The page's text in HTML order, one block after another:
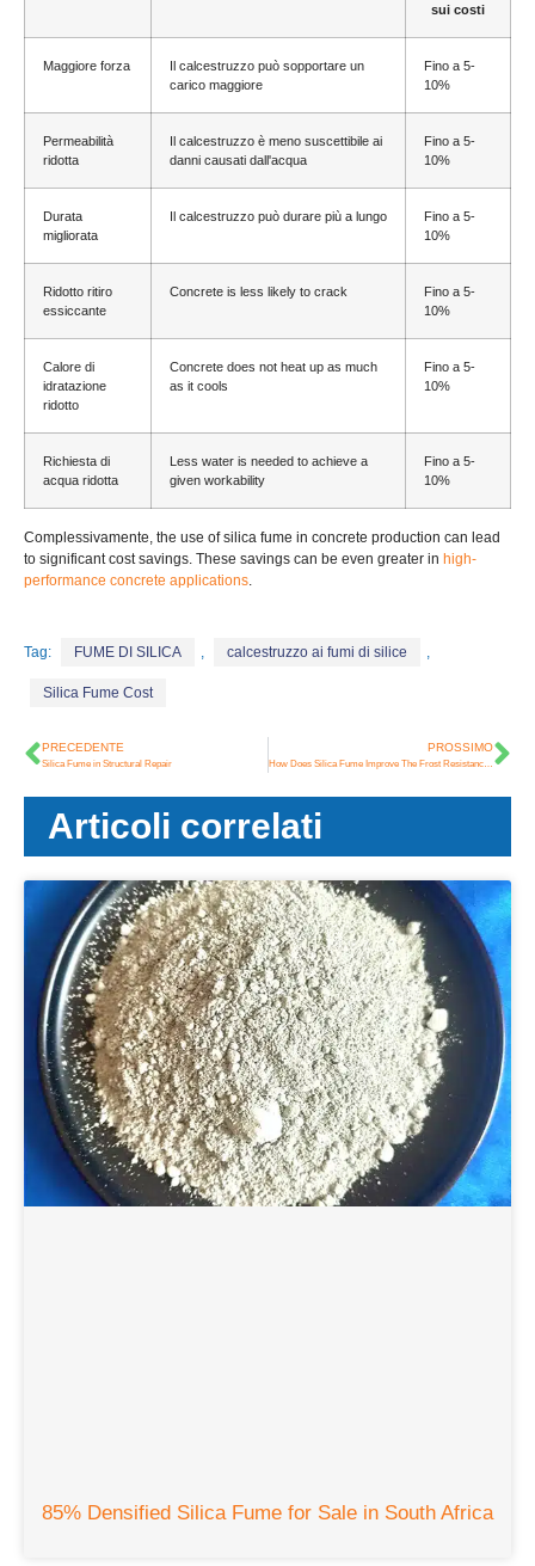
sui costi
Maggiore forza
Il calcestruzzo può sopportare un
carico maggiore
Fino a 5-
10%
Permeabilità
ridotta
Il calcestruzzo è meno suscettibile ai
danni causati dall'acqua
Fino a 5-
10%
Durata
migliorata
Il calcestruzzo può durare più a lungo
Fino a 5-
10%
Ridotto ritiro
essiccante
Concrete is less likely to crack
Fino a 5-
10%
Calore di
idratazione
ridotto
Concrete does not heat up as much
as it cools
Fino a 5-
10%
Richiesta di
acqua ridotta
Less water is needed to achieve a
given workability
Fino a 5-
10%
Complessivamente, the use of silica fume in concrete production can lead
to significant cost savings These savings can be even greater in high-
performance concrete applications
Tag: FUME DI SILICA , calcestruzzo ai fumi di silice ,
Silica Fume Cost
PRECEDENTE
Silica Fume in Structural Repair
PROSSIMO
How Does Silica Fume Improve The Frost Resistance Of Concrete
Articoli correlati
85% Densified Silica Fume for Sale in South Africa